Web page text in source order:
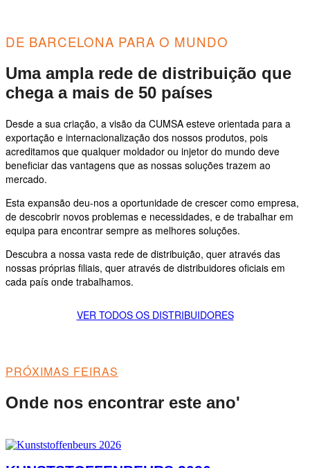
DE BARCELONA PARA O MUNDO
Uma ampla rede de distribuição que
chega a mais de 50 países
Desde a sua criação, a visão da CUMSA esteve orientada para a
exportação e internacionalização dos nossos produtos, pois
acreditamos que qualquer moldador ou injetor do mundo deve
beneficiar das vantagens que as nossas soluções trazem ao
mercado.
Esta expansão deu-nos a oportunidade de crescer como empresa,
de descobrir novos problemas e necessidades, e de trabalhar em
equipa para encontrar sempre as melhores soluções.
Descubra a nossa vasta rede de distribuição, quer através das
nossas próprias filiais, quer através de distribuidores oficiais em
cada país onde trabalhamos.
VER TODOS OS DISTRIBUIDORES
PRÓXIMAS FEIRAS
Onde nos encontrar este ano'